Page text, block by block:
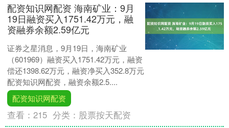
配资知识网配资 海南矿业：9月
19日融资买入1751.42万元，融
资融券余额2.59亿元
证券之星消息，9月19日，海南矿业
（601969）融资买入1751.42万元，融资
偿还1398.62万元，融资净买入352.8万元
配资知识网配资，融资余额2.5....
配资知识网配资
查看：215 分类： 股票按天配资